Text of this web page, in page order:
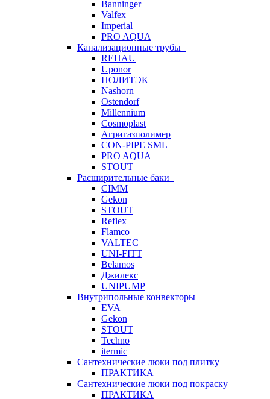
Banninger
Valfex
Imperial
PRO AQUA
Канализационные трубы
REHAU
Uponor
ПОЛИТЭК
Nashorn
Ostendorf
Millennium
Cosmoplast
Агригазполимер
CON-PIPE SML
PRO AQUA
STOUT
Расширительные баки
CIMM
Gekon
STOUT
Reflex
Flamco
VALTEC
UNI-FITT
Belamos
Джилекс
UNIPUMP
Внутрипольные конвекторы
EVA
Gekon
STOUT
Techno
itermic
Сантехнические люки под плитку
ПРАКТИКА
Сантехнические люки под покраску
ПРАКТИКА